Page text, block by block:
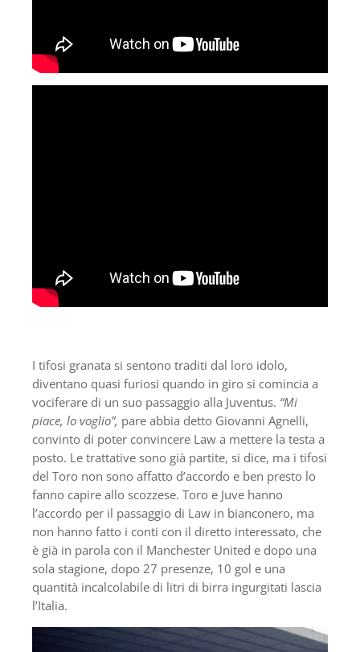
I tifosi granata si sentono traditi dal loro idolo,
diventano quasi furiosi quando in giro si comincia a
vociferare di un suo passaggio alla Juventus. “Mi
piace, lo voglio”, pare abbia detto Giovanni Agnelli,
convinto di poter convincere Law a mettere la testa a
posto. Le trattative sono già partite, si dice, ma i tifosi
del Toro non sono affatto d’accordo e ben presto lo
fanno capire allo scozzese. Toro e Juve hanno
l’accordo per il passaggio di Law in bianconero, ma
non hanno fatto i conti con il diretto interessato, che
è già in parola con il Manchester United e dopo una
sola stagione, dopo 27 presenze, 10 gol e una
quantità incalcolabile di litri di birra ingurgitati lascia
l’Italia.